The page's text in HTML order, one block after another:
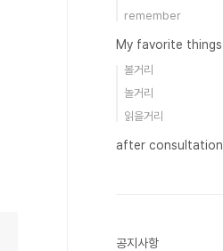
remember
My favorite things
볼거리
놀거리
읽을거리
after consultation
공지사항